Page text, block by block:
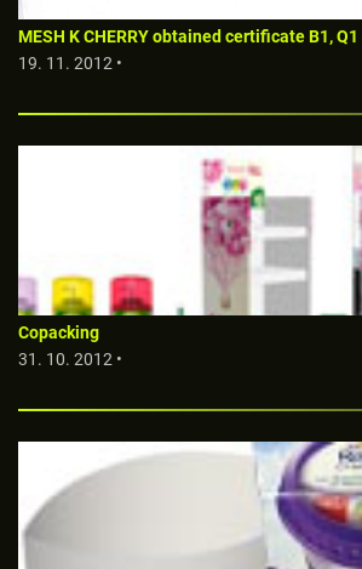
MESH K CHERRY obtained certificate B1, Q1
19. 11. 2012 •
Copacking
31. 10. 2012 •